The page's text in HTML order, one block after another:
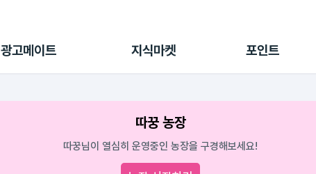
광고메이트 지식마켓 포인트
광고리포트
출석 룰렛
후원
따꿍 농장
따꿍님이 열심히 운영중인 농장을 구경해보세요!